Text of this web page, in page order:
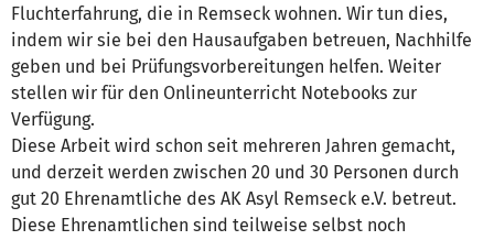
Fluchterfahrung, die in Remseck wohnen. Wir tun dies,
indem wir sie bei den Hausaufgaben betreuen, Nachhilfe
geben und bei Prüfungsvorbereitungen helfen. Weiter
stellen wir für den Onlineunterricht Notebooks zur
Verfügung.
Diese Arbeit wird schon seit mehreren Jahren gemacht,
und derzeit werden zwischen 20 und 30 Personen durch
gut 20 Ehrenamtliche des AK Asyl Remseck e.V. betreut.
Diese Ehrenamtlichen sind teilweise selbst noch